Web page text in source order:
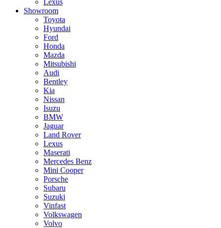
Lexus
Showroom
Toyota
Hyundai
Ford
Honda
Mazda
Mitsubishi
Audi
Bentley
Kia
Nissan
Isuzu
BMW
Jaguar
Land Rover
Lexus
Maserati
Mercedes Benz
Mini Cooper
Porsche
Subaru
Suzuki
Vinfast
Volkswagen
Volvo